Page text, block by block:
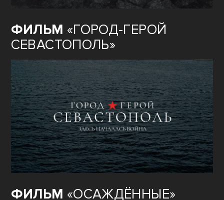
ФИЛЬМ «ГОРОД-ГЕРОЙ
СЕВАСТОПОЛЬ»
ФИЛЬМ «ОСАЖДЁННЫЕ»